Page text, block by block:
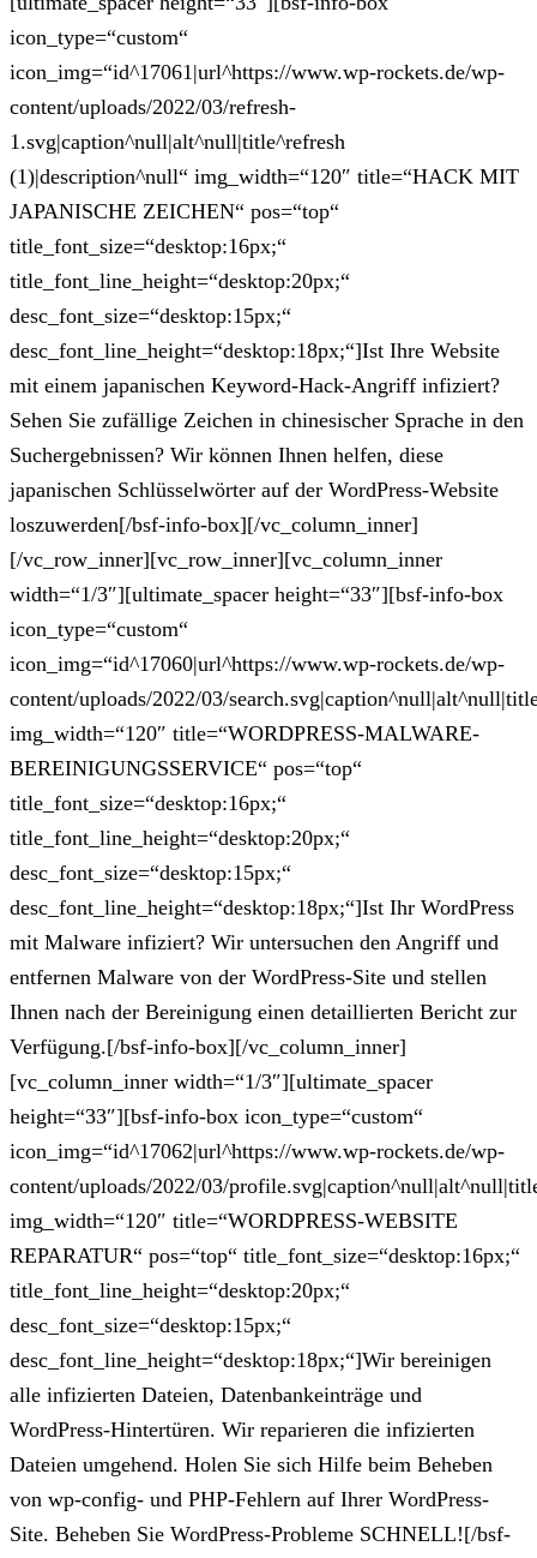
icon_type=“custom“
icon_img=“id^17061|url^https://www.wp-rockets.de/wp-
content/uploads/2022/03/refresh-
1.svg|caption^null|alt^null|title^refresh
(1)|description^null“ img_width=“120″ title=“HACK MIT
JAPANISCHE ZEICHEN“ pos=“top“
title_font_size=“desktop:16px;“
title_font_line_height=“desktop:20px;“
desc_font_size=“desktop:15px;“
desc_font_line_height=“desktop:18px;“]Ist Ihre Website
mit einem japanischen Keyword-Hack-Angriff infiziert?
Sehen Sie zufällige Zeichen in chinesischer Sprache in den
Suchergebnissen? Wir können Ihnen helfen, diese
japanischen Schlüsselwörter auf der WordPress-Website
loszuwerden[/bsf-info-box][/vc_column_inner]
[/vc_row_inner][vc_row_inner][vc_column_inner
width=“1/3″][ultimate_spacer height=“33″][bsf-info-box
icon_type=“custom“
icon_img=“id^17060|url^https://www.wp-rockets.de/wp-
content/uploads/2022/03/
img_width=“120″ title=“WORDPRESS-MALWARE-
BEREINIGUNGSSERVICE“ pos=“top“
title_font_size=“desktop:16px;“
title_font_line_height=“desktop:20px;“
desc_font_size=“desktop:15px;“
desc_font_line_height=“desktop:18px;“]Ist Ihr WordPress
mit Malware infiziert? Wir untersuchen den Angriff und
entfernen Malware von der WordPress-Site und stellen
Ihnen nach der Bereinigung einen detaillierten Bericht zur
Verfügung.[/bsf-info-box][/vc_column_inner]
[vc_column_inner width=“1/3″][ultimate_spacer
height=“33″][bsf-info-box icon_type=“custom“
icon_img=“id^17062|url^https://www.wp-rockets.de/wp-
content/uploads/2022/03/
img_width=“120″ title=“WORDPRESS-WEBSITE
REPARATUR“ pos=“top“ title_font_size=“desktop:16px;“
title_font_line_height=“desktop:20px;“
desc_font_size=“desktop:15px;“
desc_font_line_height=“desktop:18px;“]Wir bereinigen
alle infizierten Dateien, Datenbankeinträge und
WordPress-Hintertüren. Wir reparieren die infizierten
Dateien umgehend. Holen Sie sich Hilfe beim Beheben
von wp-config- und PHP-Fehlern auf Ihrer WordPress-
Site. Beheben Sie WordPress-Probleme SCHNELL![/bsf-